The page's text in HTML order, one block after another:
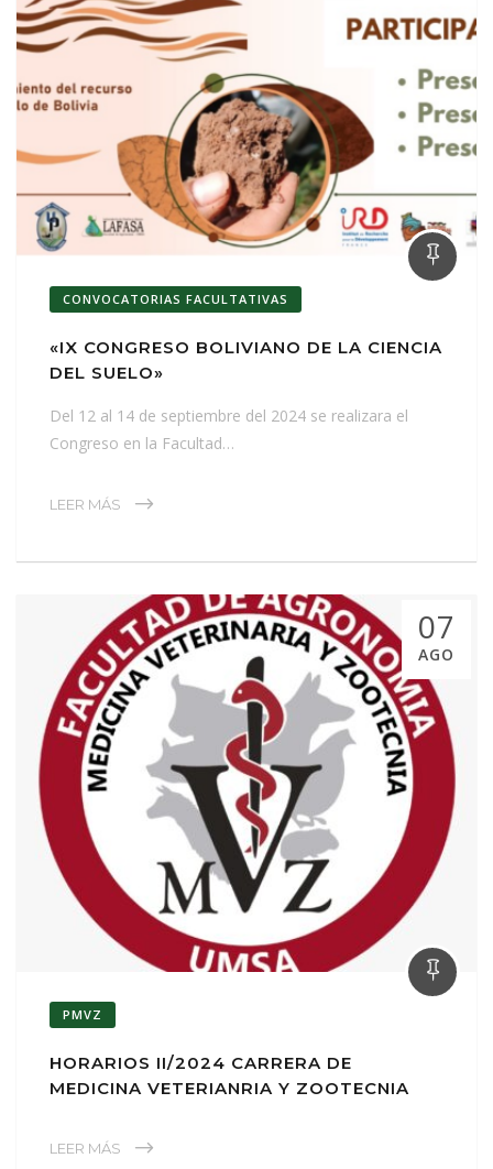
CONVOCATORIAS FACULTATIVAS
«IX CONGRESO BOLIVIANO DE LA CIENCIA
DEL SUELO»
Del 12 al 14 de septiembre del 2024 se realizara el
Congreso en la Facultad…
LEER MÁS
07
AGO
PMVZ
HORARIOS II/2024 CARRERA DE
MEDICINA VETERIANRIA Y ZOOTECNIA
LEER MÁS